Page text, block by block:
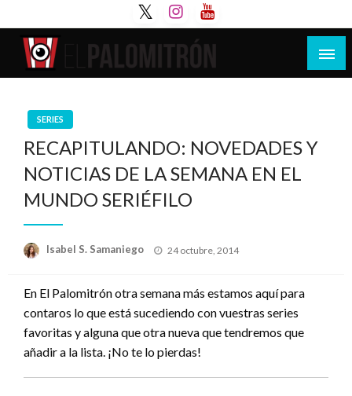
al
contenido
Tu espacio de la industria de cine española y
SERIES
RECAPITULANDO: NOVEDADES Y
NOTICIAS DE LA SEMANA EN EL
MUNDO SERIÉFILO
Isabel S. Samaniego
Publicado
24 octubre, 2014
En El Palomitrón otra semana más estamos aquí para
contaros lo que está sucediendo con vuestras series
favoritas y alguna que otra nueva que tendremos que
añadir a la lista. ¡No te lo pierdas!